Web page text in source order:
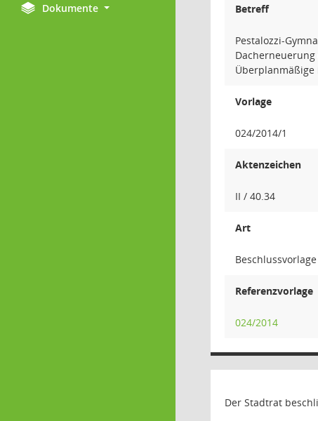
Dokumente
Betreff
Pestalozzi-
Vorlage
024/2014/1
Aktenzeichen
II / 40.34
Art
Beschlussvorlage
Referenzvorlage
024/2014
Der Stadtrat